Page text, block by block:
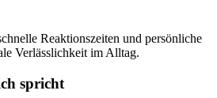
Reaktionszeiten und persönliche
Verlässlichkeit im Alltag.
spricht